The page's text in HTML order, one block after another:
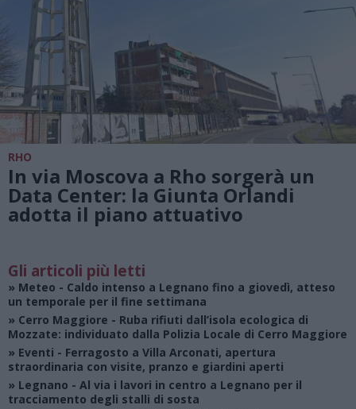
RHO
In via Moscova a Rho sorgerà un
Data Center: la Giunta Orlandi
adotta il piano attuativo
Gli articoli più letti
» Meteo - Caldo intenso a Legnano fino a giovedì, atteso
un temporale per il fine settimana
» Cerro Maggiore - Ruba rifiuti dall’isola ecologica di
Mozzate: individuato dalla Polizia Locale di Cerro Maggiore
» Eventi - Ferragosto a Villa Arconati, apertura
straordinaria con visite, pranzo e giardini aperti
» Legnano - Al via i lavori in centro a Legnano per il
tracciamento degli stalli di sosta